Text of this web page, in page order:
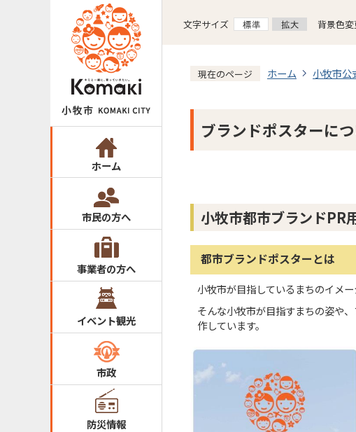
ホーム
市民の方へ
事業者の方へ
イベント観光
市政
防災情報
文字サイズ 背景色変
現在のページ ホーム 小牧市公
ブランドポスターに
小牧市都市ブランドPR
都市ブランドポスターとは
小牧市が目指しているまちのイメ
そんな小牧市が目指すまちの姿や
作しています。